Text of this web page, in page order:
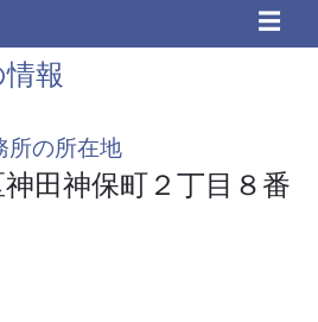
☰
報
所の所在地
田神保町２丁目８番